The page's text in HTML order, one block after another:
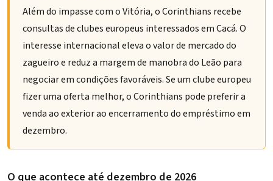
Além do impasse com o Vitória, o Corinthians recebe
consultas de clubes europeus interessados em Cacá. O
interesse internacional eleva o valor de mercado do
zagueiro e reduz a margem de manobra do Leão para
negociar em condições favoráveis. Se um clube europeu
fizer uma oferta melhor, o Corinthians pode preferir a
venda ao exterior ao encerramento do empréstimo em
dezembro.
O que acontece até dezembro de 2026